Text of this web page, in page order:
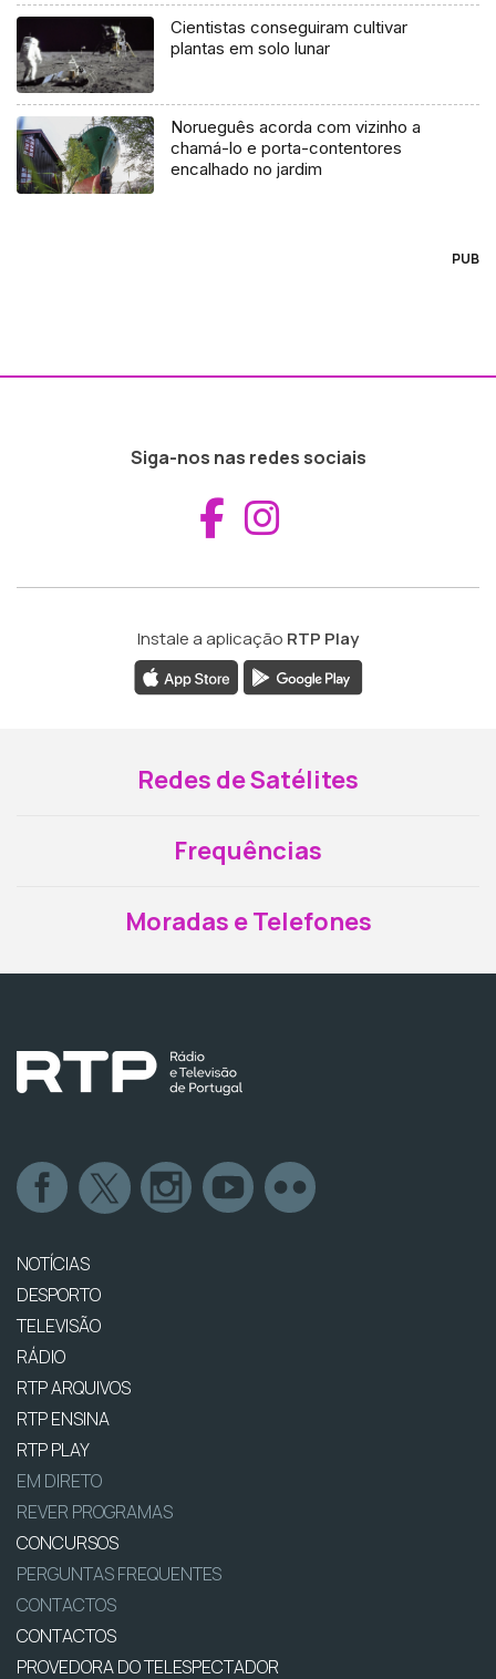
Cientistas conseguiram cultivar
plantas em solo lunar
Norueguês acorda com vizinho a
chamá-lo e porta-contentores
encalhado no jardim
PUB
Siga-nos nas redes sociais
Aceder ao
Instale a aplicação RTP Play
Redes de Satélites
Frequências
Moradas e Telefones
NOTÍCIAS
DESPORTO
TELEVISÃO
RÁDIO
RTP ARQUIVOS
RTP ENSINA
RTP PLAY
EM DIRETO
REVER PROGRAMAS
CONCURSOS
PERGUNTAS FREQUENTES
CONTACTOS
CONTACTOS
PROVEDORA DO TELESPECTADOR